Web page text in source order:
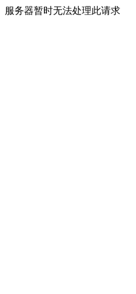
服务器暂时无法处理此请求